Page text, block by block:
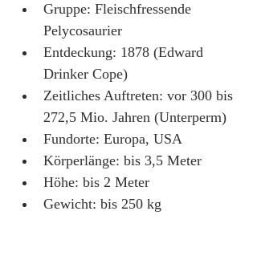
Gruppe: Fleischfressende
Pelycosaurier
Entdeckung: 1878 (Edward
Drinker Cope)
Zeitliches Auftreten: vor 300 bis
272,5 Mio. Jahren (Unterperm)
Fundorte: Europa, USA
Körperlänge: bis 3,5 Meter
Höhe: bis 2 Meter
Gewicht: bis 250 kg